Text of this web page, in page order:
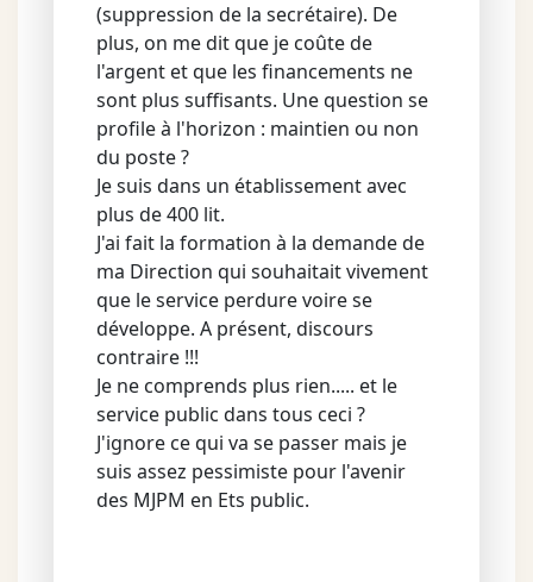
(suppression de la secrétaire). De
plus, on me dit que je coûte de
l'argent et que les financements ne
sont plus suffisants. Une question se
profile à l'horizon : maintien ou non
du poste ?
Je suis dans un établissement avec
plus de 400 lit.
J'ai fait la formation à la demande de
ma Direction qui souhaitait vivement
que le service perdure voire se
développe. A présent, discours
contraire !!!
Je ne comprends plus rien..... et le
service public dans tous ceci ?
J'ignore ce qui va se passer mais je
suis assez pessimiste pour l'avenir
des MJPM en Ets public.